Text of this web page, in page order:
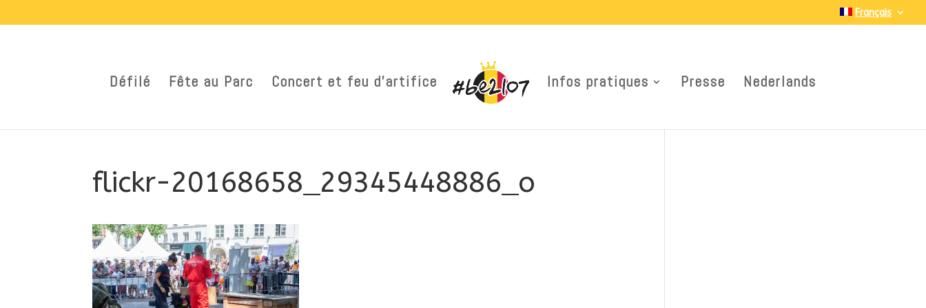
Français
Défilé Fête au Parc Concert et feu d’artifice Infos pratiques Presse Nederlands
flickr-20168658_29345448886_o